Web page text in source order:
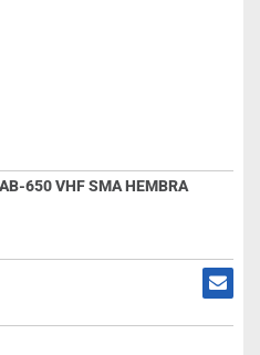
650 VHF SMA HEMBRA